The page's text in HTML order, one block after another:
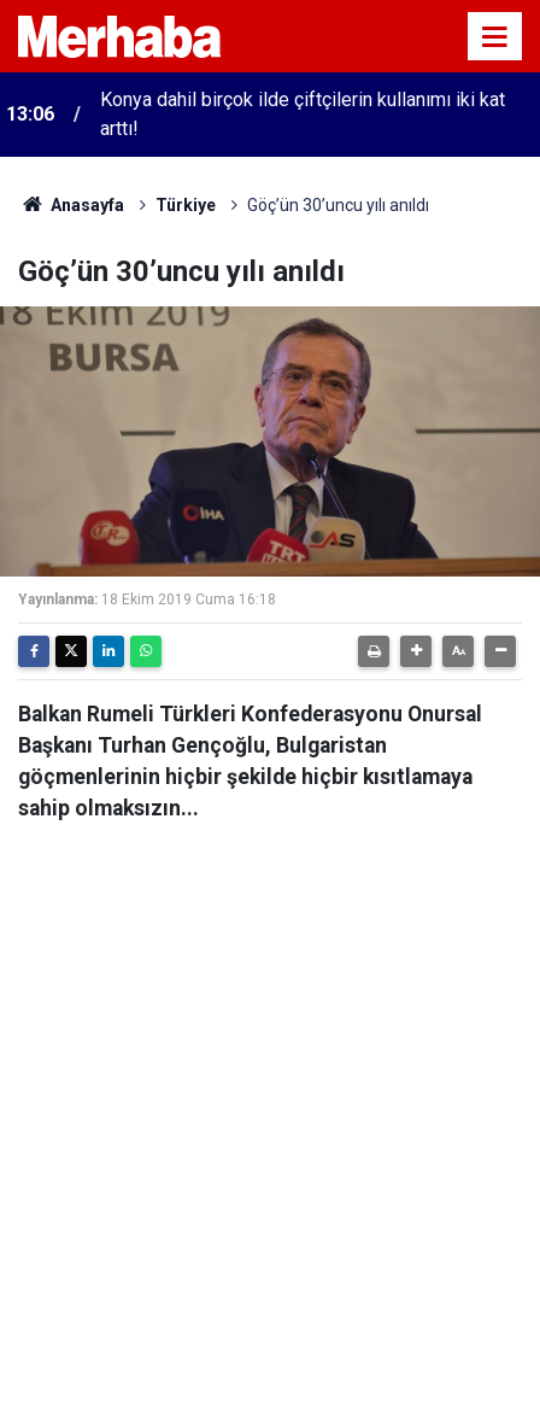
13:06
Konya dahil birçok ilde çiftçilerin kullanımı iki kat
arttı!
Anasayfa Türkiye Göç’ün 30’uncu yılı anıldı
Göç’ün 30’uncu yılı anıldı
Yayınlanma: 18 Ekim 2019 Cuma 16:18
Balkan Rumeli Türkleri Konfederasyonu Onursal
Başkanı Turhan Gençoğlu, Bulgaristan
göçmenlerinin hiçbir şekilde hiçbir kısıtlamaya
sahip olmaksızın...